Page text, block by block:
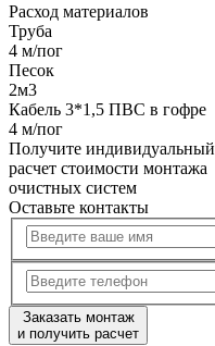
Расход материалов
Труба
4 м/пог
Песок
2м3
Кабель 3*1,5 ПВС в гофре
4 м/пог
Получите индивидуальный
расчет стоимости монтажа
очистных систем
Оставьте контакты
Заказать монтаж
и получить расчет